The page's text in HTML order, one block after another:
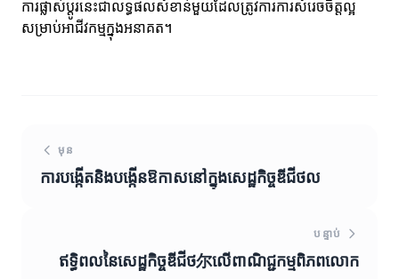
ការផ្លាស់ប្ដូរនេះជាលទ្ធផលសំខាន់មួយដែលត្រូវការការសំរេចចិត្តល្អ
សម្រាប់អាជីវកម្មក្នុងអនាគត។
មុន
ការបង្កើតនិងបង្កើនឱកាសនៅក្នុងសេដ្ឋកិច្ចឌីជីថល
បន្ទាប់
ឥទ្ធិពលនៃសេដ្ឋកិច្ចឌីជីថ尔លើពាណិជ្ជកម្មពិភពលោក